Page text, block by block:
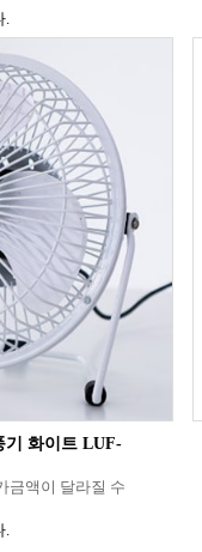
.
기 화이트 LUF-
금액이 달라질 수
.